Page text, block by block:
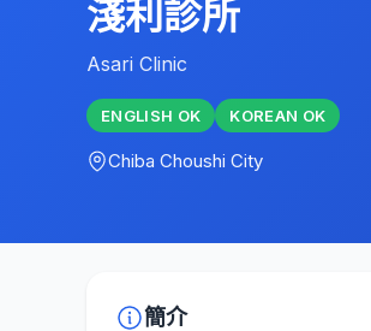
淺利診所
Asari Clinic
ENGLISH OK KOREAN OK
Chiba Choushi City
簡介